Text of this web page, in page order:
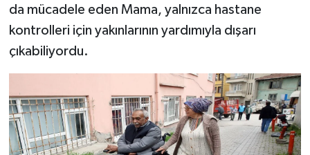
da mücadele eden Mama, yalnızca hastane
kontrolleri için yakınlarının yardımıyla dışarı
çıkabiliyordu.